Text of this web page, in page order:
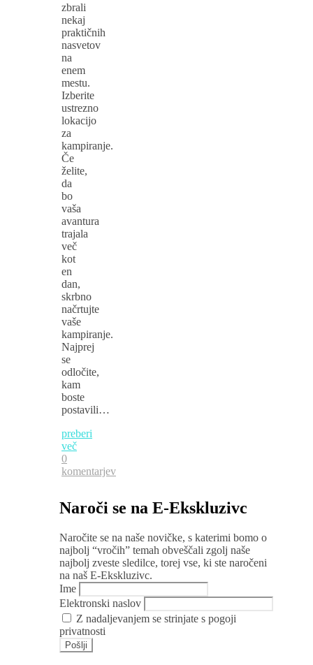
zbrali
nekaj
praktičnih
nasvetov
na
enem
mestu.
Izberite
ustrezno
lokacijo
za
kampiranje.
Če
želite,
da
bo
vaša
avantura
trajala
več
kot
en
dan,
skrbno
načrtujte
vaše
kampiranje.
Najprej
se
odločite,
kam
boste
postavili…
preberi
več
0
komentarjev
Naroči se na E-Ekskluzivc
Naročite se na naše novičke, s katerimi bomo o
najbolj “vročih” temah obveščali zgolj naše
najbolj zveste sledilce, torej vse, ki ste naročeni
na naš E-Ekskluzivc.
Ime
Elektronski naslov
Z nadaljevanjem se strinjate s pogoji
privatnosti